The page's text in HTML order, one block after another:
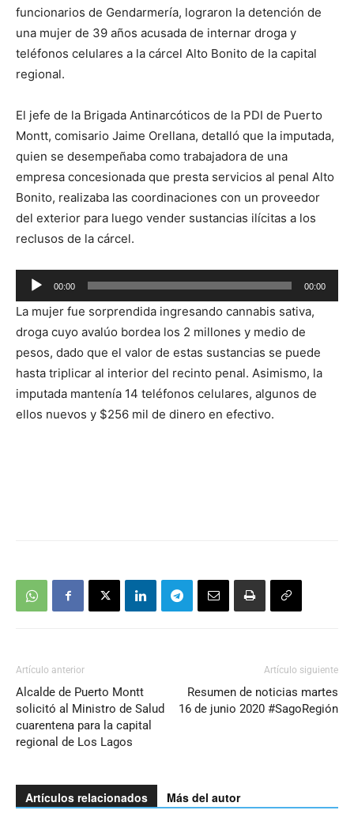
funcionarios de Gendarmería, lograron la detención de
una mujer de 39 años acusada de internar droga y
teléfonos celulares a la cárcel Alto Bonito de la capital
regional.
El jefe de la Brigada Antinarcóticos de la PDI de Puerto
Montt, comisario Jaime Orellana, detalló que la imputada,
quien se desempeñaba como trabajadora de una
empresa concesionada que presta servicios al penal Alto
Bonito, realizaba las coordinaciones con un proveedor
del exterior para luego vender sustancias ilícitas a los
reclusos de la cárcel.
Reproductor
de
audio
00:00 00:00
La mujer fue sorprendida ingresando cannabis sativa,
droga cuyo avalúo bordea los 2 millones y medio de
pesos, dado que el valor de estas sustancias se puede
hasta triplicar al interior del recinto penal. Asimismo, la
imputada mantenía 14 teléfonos celulares, algunos de
ellos nuevos y $256 mil de dinero en efectivo.
Artículo anterior
Alcalde de Puerto Montt
solicitó al Ministro de Salud
cuarentena para la capital
regional de Los Lagos
Artículo siguiente
Resumen de noticias martes
16 de junio 2020 #SagoRegión
Artículos relacionados Más del autor